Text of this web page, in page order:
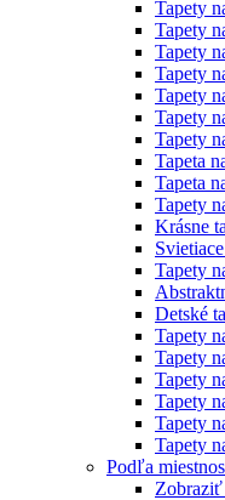
Tapety
Tapety
Tapety
Tapety
Tapety
Tapety
Tapety
Tapeta
Tapeta
Tapety
Krásne
Tapety
Detské
Tapety
Tapety
Tapety
Tapety
Tapety
Tapety
Podľa
Zobraziť